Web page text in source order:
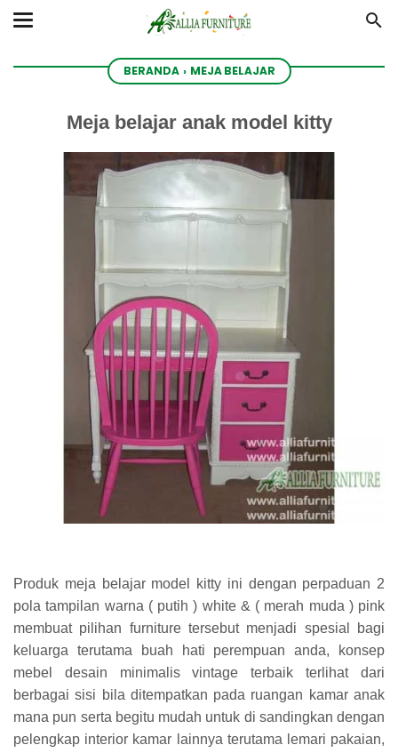
BERANDA › MEJA BELAJAR
Meja belajar anak model kitty
Produk meja belajar model kitty ini dengan perpaduan 2
pola tampilan warna ( putih ) white & ( merah muda ) pink
membuat pilihan furniture tersebut menjadi spesial bagi
keluarga terutama buah hati perempuan anda, konsep
mebel desain minimalis vintage terbaik terlihat dari
berbagai sisi bila ditempatkan pada ruangan kamar anak
mana pun serta begitu mudah untuk di sandingkan dengan
pelengkap interior kamar lainnya terutama lemari pakaian,